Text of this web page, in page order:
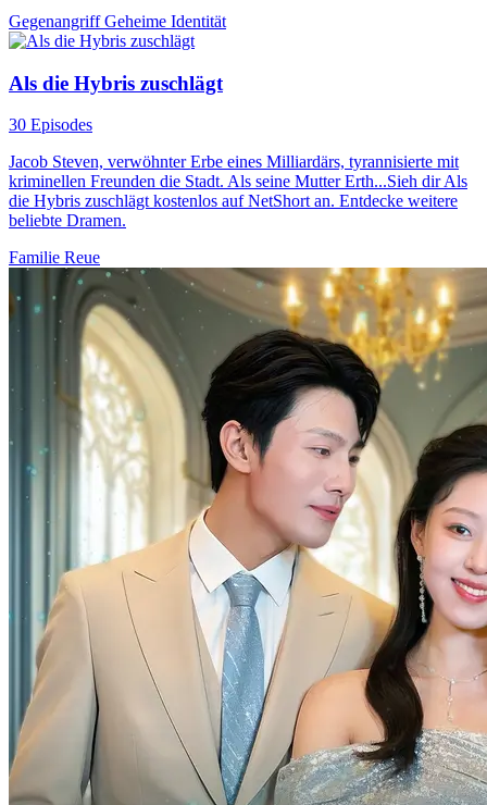
GegenangriffGeheime Identität
Als die Hybris zuschlägt
30 Episodes
Jacob Steven, verwöhnter Erbe eines Milliardärs, tyrannisierte mit
kriminellen Freunden die Stadt. Als seine Mutter Erth...Sieh dir Als
die Hybris zuschlägt kostenlos auf NetShort an. Entdecke weitere
beliebte Dramen.
Familie Reue